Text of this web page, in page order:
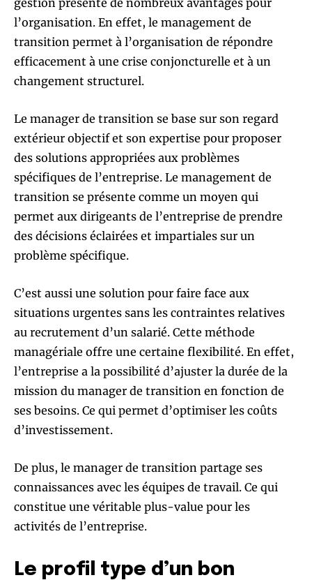
l’organisation. En effet, le management de
transition permet à l’organisation de répondre
efficacement à une crise conjoncturelle et à un
changement structurel.
Le manager de transition se base sur son regard
extérieur objectif et son expertise pour proposer
des solutions appropriées aux problèmes
spécifiques de l’entreprise. Le management de
transition se présente comme un moyen qui
permet aux dirigeants de l’entreprise de prendre
des décisions éclairées et impartiales sur un
problème spécifique.
C’est aussi une solution pour faire face aux
situations urgentes sans les contraintes relatives
au recrutement d’un salarié. Cette méthode
managériale offre une certaine flexibilité. En effet,
l’entreprise a la possibilité d’ajuster la durée de la
mission du manager de transition en fonction de
ses besoins. Ce qui permet d’optimiser les coûts
d’investissement.
De plus, le manager de transition partage ses
connaissances avec les équipes de travail. Ce qui
constitue une véritable plus-value pour les
activités de l’entreprise.
Le profil type d’un bon